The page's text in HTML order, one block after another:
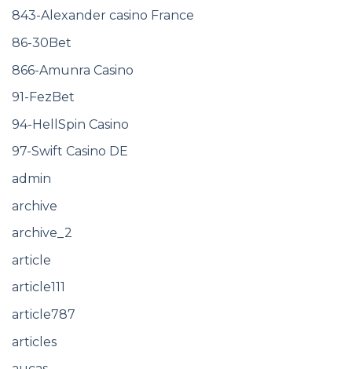
843-Alexander casino France
86-30Bet
866-Amunra Casino
91-FezBet
94-HellSpin Casino
97-Swift Casino DE
admin
archive
archive_2
article
article111
article787
articles